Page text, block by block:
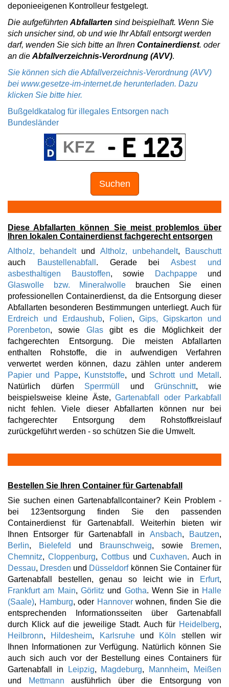
deponieeigenen Kontrolleur festgelegt.
Die aufgeführtenAbfallarten sind beispielhaft. Wenn Sie
sich unsicher sind, ob und wie Ihr Abfall entsorgt werden
darf, wenden Sie sich bitte an Ihren Containerdienst. oder
an dieAbfallverzeichnis-Verordnung (AVV).
Sie können sich die Abfallverzeichnis-Verordnung (AVV)
bei www.gesetze-im-internet.de herunterladen. Dazu
klicken Sie bitte hier.
Bußgeldkatalog für illegales Entsorgen nach
Bundesländer
Suchen
Diese Abfallarten können Sie meist problemlos über
Ihren lokalen Containerdienst fachgerecht entsorgen
Altholz, behandeltund Altholz, unbehandelt,
Bauschutt
auch
Baustellenabfall . Gerade beiAsbest und
asbesthaltigen Baustoffen, sowie Dachpappeund
Glaswolle bzw. Mineralwolle brauchen Sie einen
professionellen Containerdienst, da die Entsorgung dieser
Abfallarten besonderen Bestimmungen unterliegt. Auch für
Erdreich und Erdaushub, Folien,Gips, Gipskarton und
Porenbeton, sowie Glasgibt es die Möglichkeit der
fachgerechten Entsorgung. Die meisten Abfallarten
enthalten Rohstoffe, die in aufwendigen Verfahren
verwertet werden können, dazu zählen unter anderem
Papier und Pappe, Kunststoffe, und Schrott und Metall .
Natürlich dürfen Sperrmüll undGrünschnitt, wie
beispielsweise kleine Äste,Gartenabfall oder Parkabfall
nicht fehlen. Viele dieser Abfallarten können nur bei
fachgerechter Entsorgung dem Rohstoffkreislauf
zurückgeführt werden - so schützen Sie die Umwelt.
Bestellen Sie Ihren Container für Gartenabfall
Sie suchen einen Gartenabfallcontainer? Kein Problem -
bei 123entsorgung finden Sie den passenden
Containerdienst für Gartenabfall. Weiterhin bieten wir
Ihnen Entsorger für Gartenabfall in Ansbach, Bautzen,
Berlin, Bielefeld und Braunschweig, sowie Bremen,
Chemnitz, Cloppenburg, CottbusundCuxhaven. Auch in
Dessau, Dresden und Düsseldorfkönnen Sie Container für
Gartenabfall bestellen, genau so leicht wie in
Erfurt,
Frankfurt am Main,Görlitz und Gotha. Wenn Sie in Halle
(Saale), Hamburg, oder Hannoverwohnen, finden Sie die
entsprechenden Informationsseiten über Gartenabfall
durch Klick auf die jeweilige Stadt. Auch für Heidelberg,
Heilbronn, Hildesheim, Karlsruheund Köln stellen wir
Ihnen Informationen zur Verfügung. Natürlich können Sie
auch sich auch vor der Bestellung eines Containers für
Gartenabfall in
Leipzig, Magdeburg, Mannheim,
Meißen
und
Mettmann ausführlich über die Entsorgung von